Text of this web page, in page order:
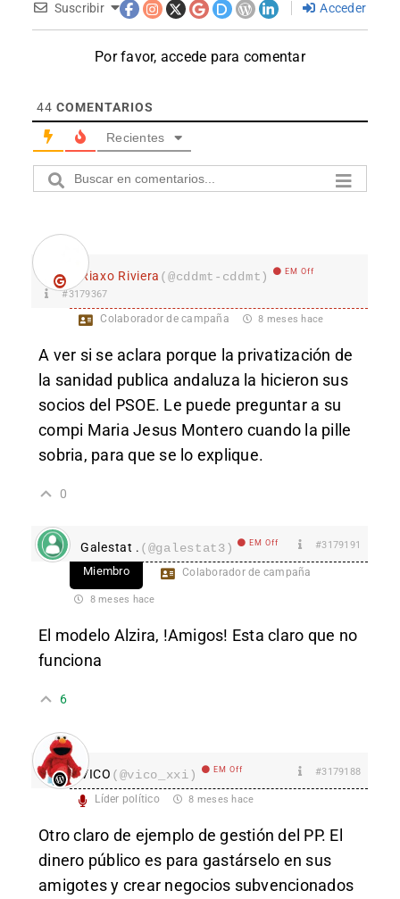
Suscribir Acceder
Por favor, accede para comentar
44 COMENTARIOS
Recientes
Riaxo Riviera (@cddmt-cddmt) EM Off
#3179367
Colaborador de campaña 8 meses hace
A ver si se aclara porque la privatización de
la sanidad publica andaluza la hicieron sus
socios del PSOE. Le puede preguntar a su
compi Maria Jesus Montero cuando la pille
sobria, para que se lo explique.
0
Galestat . (@galestat3) EM Off #3179191
Miembro Colaborador de campaña
8 meses hace
El modelo Alzira, !Amigos! Esta claro que no
funciona
6
VICO (@vico_xxi) EM Off #3179188
Líder político 8 meses hace
Otro claro de ejemplo de gestión del PP. El
dinero público es para gastárselo en sus
amigotes y crear negocios subvencionados